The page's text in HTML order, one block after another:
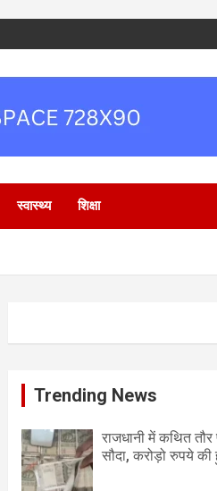
स्वास्थ्य शिक्षा
Trending News
राजधानी में कथित
सौदा, करोड़ो रुपये की